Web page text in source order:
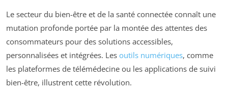
Le secteur du bien-être et de la santé connectée connaît une
mutation profonde portée par la montée des attentes des
consommateurs pour des solutions accessibles,
personnalisées et intégrées. Les outils numériques, comme
les plateformes de télémédecine ou les applications de suivi
bien-être, illustrent cette révolution.